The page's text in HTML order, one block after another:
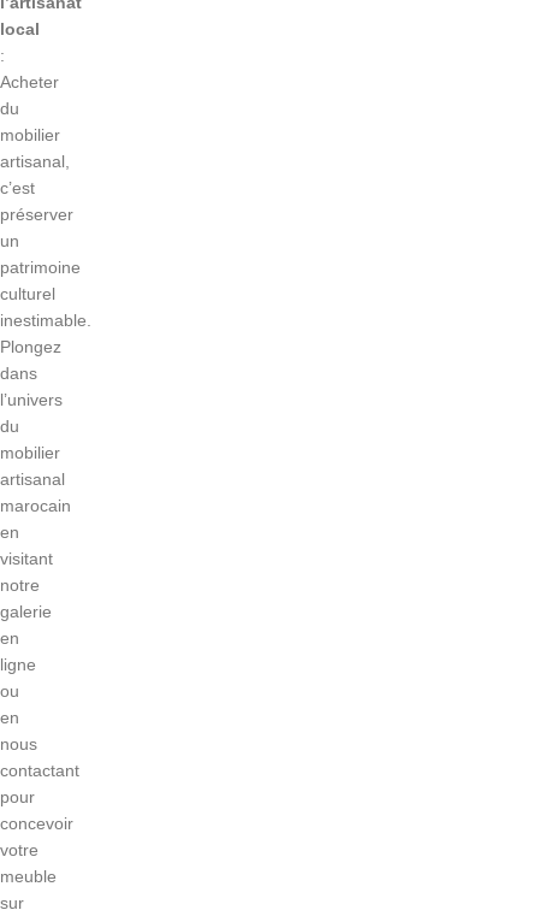
local
:
Acheter
du
mobilier
artisanal,
c’est
préserver
un
patrimoine
culturel
inestimable.
Plongez
dans
l’univers
du
mobilier
artisanal
marocain
en
visitant
notre
galerie
en
ligne
ou
en
nous
contactant
pour
concevoir
votre
meuble
sur